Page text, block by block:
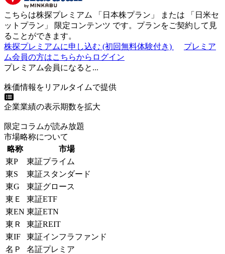
こちらは株探プレミアム 「 日本株プラン 」 または 「 日米セ
ットプラン 」 限定コンテンツ です。プランをご契約して見
ることができます。
株探プレミアムに申し込む (初回無料体験付き)
プレミア
ム会員の方はこちらからログイン
プレミアム会員になると...
株価情報をリアルタイムで提供
企業業績の表示期数を拡大
限定コラムが読み放題
市場略称について
略称
市場
東P
東証プライム
東S
東証スタンダード
東G
東証グロース
東Ｅ
東証ETF
東EN 東証ETN
東Ｒ
東証REIT
東IF
東証インフラファンド
名Ｐ
名証プレミア